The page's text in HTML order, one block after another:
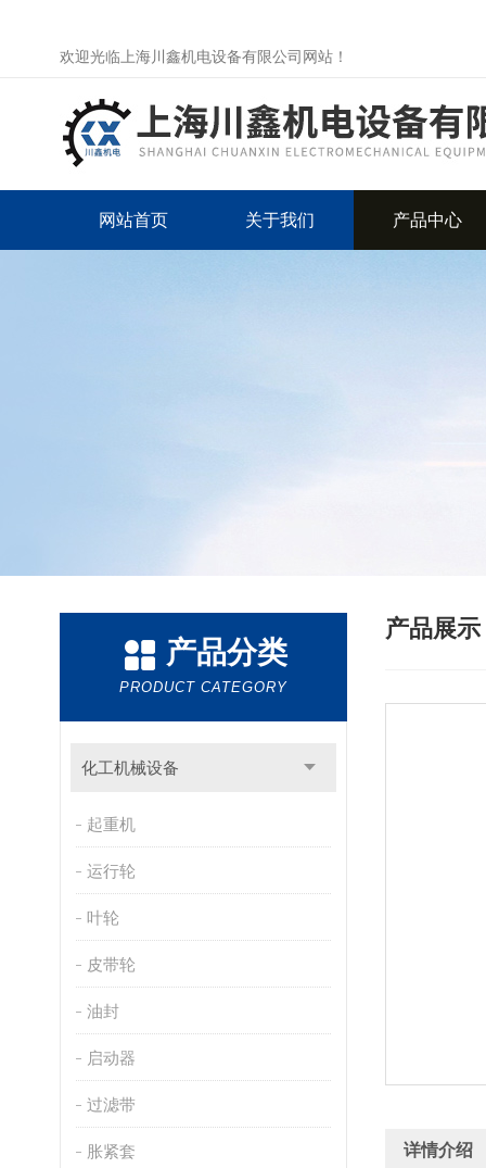
欢迎光临上海川鑫机电设备有限公司网站！
网站首页 关于我们 产品中心
产品分类
PRODUCT CATEGORY
化工机械设备
起重机
运行轮
叶轮
皮带轮
油封
启动器
过滤带
胀紧套
产品展示
详情介绍